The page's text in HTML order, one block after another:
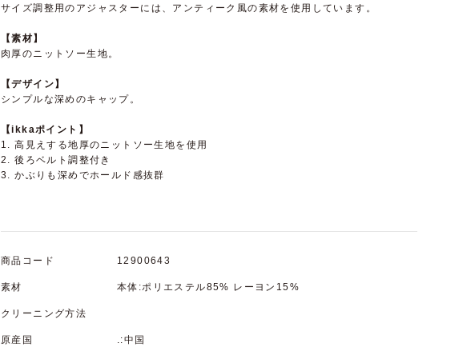
サイズ調整用のアジャスターには、アンティーク風の素材を使用しています。
【素材】
肉厚のニットソー生地。
【デザイン】
シンプルな深めのキャップ。
【ikkaポイント】
1. 高見えする地厚のニットソー生地を使用
2. 後ろベルト調整付き
3. かぶりも深めでホールド感抜群
商品コード 12900643
素材 本体:ポリエステル85% レーヨン15%
クリーニング方法
原産国 .:中国